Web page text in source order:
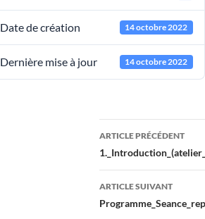
Date de création 14 octobre 2022
Dernière mise à jour 14 octobre 2022
Navigation
des
articles
ARTICLE PRÉCÉDENT
ARTICLE SUIVANT